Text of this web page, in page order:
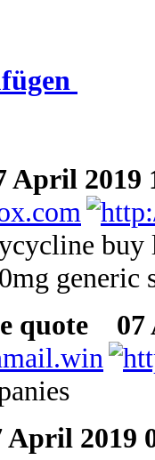
April 2019
generic
quote
07
April 2019